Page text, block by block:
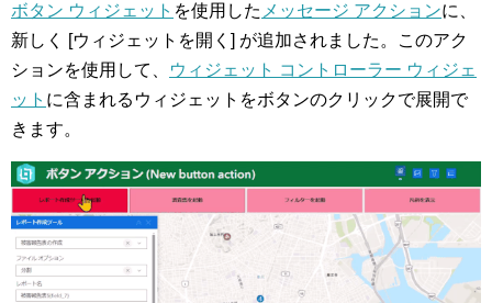
ボタン ウィジェット を使用した メッセージ アクションに、
新しく [ウィジェットを開く] が追加されました。このアク
ションを使用して、
ウィジェット コントローラー ウィジェ
ット に含まれるウィジェットをボタンのクリックで展開で
きます。